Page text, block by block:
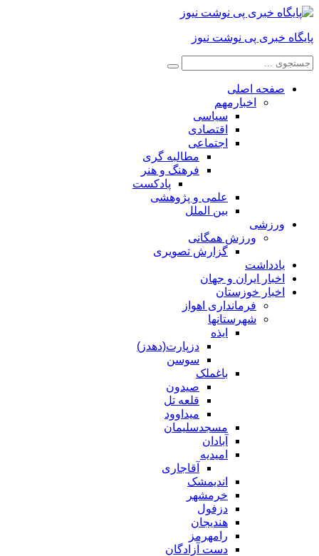
پایگاه خبری پی نوشت نیوز
صفحه اصلی
اخبارمهم
سیاسی
اقتصادی
اجتماعی
مطالبه گری
فرهنگ و هنر
پادکست
علمی و پژوهشی
بین الملل
ورزشی
ورزش همگانی
گزارش تصویری
یادداشت
اخبار ایران و جهان
اخبار خوزستان
فرمانداری اهواز
شهرستانها
ایذه
دزپارت(دهدز)
سوسن
باغملک
صیدون
قلعه تل
میداوود
مسجدسلیمان
آبادان
امیدیه
آقاجاری
اندیمشک
خرمشهر
دزفول
هندیجان
رامهرمز
دست آزادگان